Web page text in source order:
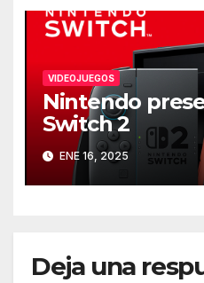
VIDEOJUEGOS
Nintendo
Switch 2
ENE 16, 2025
Deja una